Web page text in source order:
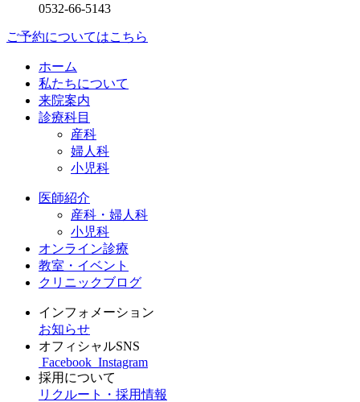
0532-66-5143
ご予約についてはこちら
ホーム
私たちについて
来院案内
診療科目
産科
婦人科
小児科
医師紹介
産科・婦人科
小児科
オンライン診療
教室・イベント
クリニックブログ
インフォメーション
お知らせ
オフィシャルSNS
Facebook Instagram
採用について
リクルート・採用情報